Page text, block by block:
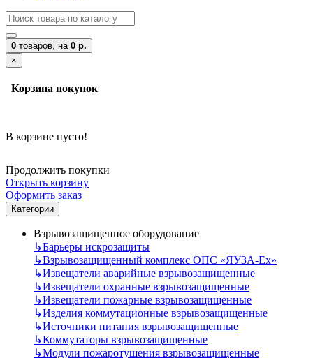
0 товаров, на 0 р.
×
Корзина покупок
В корзине пусто!
Продолжить покупки
Открыть корзину
Оформить заказ
Категории
Взрывозащищенное оборудование
↳Барьеры искрозащиты
↳Взрывозащищенный комплекс ОПС «ЯУЗА-Ех»
↳Извещатели аварийные взрывозащищенные
↳Извещатели охранные взрывозащищенные
↳Извещатели пожарные взрывозащищенные
↳Изделия коммутационные взрывозащищенные
↳Источники питания взрывозащищенные
↳Коммутаторы взрывозащищенные
↳Модули пожаротушения взрывозащищенные